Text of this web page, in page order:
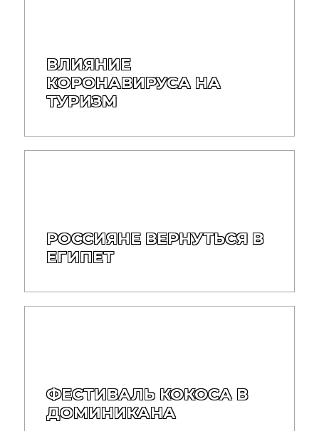
ВЛИЯНИЕ
КОРОНАВИРУСА НА
ТУРИЗМ
РОССИЯНЕ ВЕРНУТЬСЯ В
ЕГИПЕТ
ФЕСТИВАЛЬ КОКОСА В
ДОМИНИКАНА